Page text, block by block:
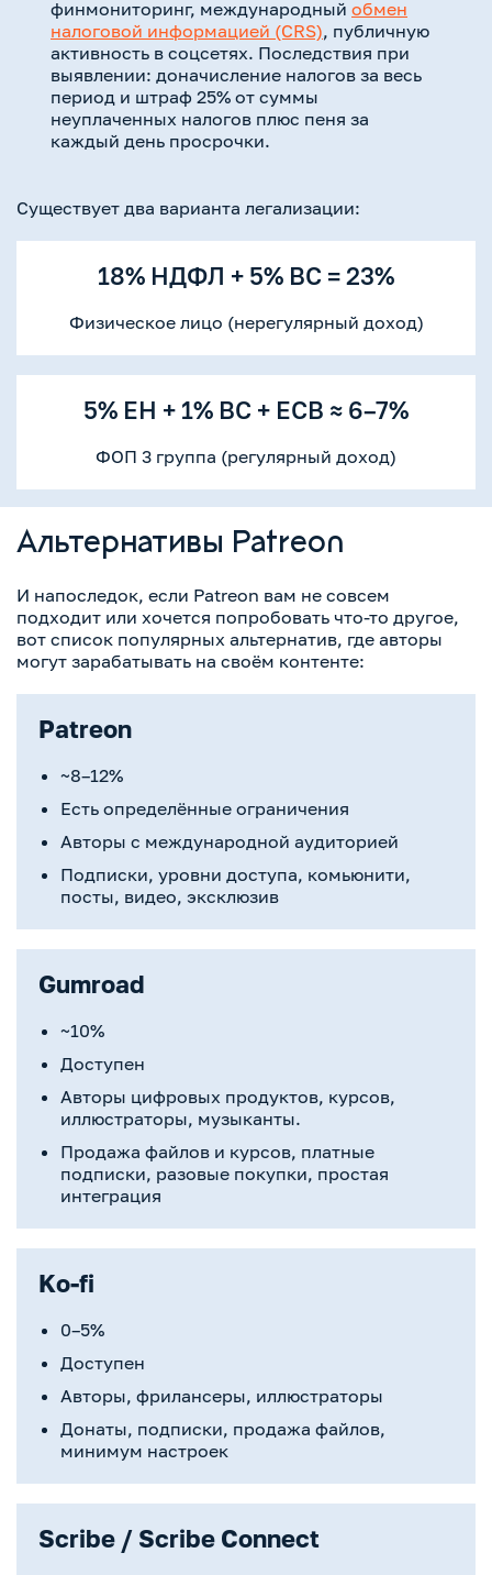
финмониторинг, международный обмен
налоговой информацией (CRS), публичную
активность в соцсетях. Последствия при
выявлении: доначисление налогов за весь
период и штраф 25% от суммы
неуплаченных налогов плюс пеня за
каждый день просрочки.
Существует два варианта легализации:
18% НДФЛ + 5% ВС = 23%
Физическое лицо (нерегулярный доход)
5% ЕН + 1% ВС + ЕСВ ≈ 6–7%
ФОП 3 группа (регулярный доход)
Альтернативы Patreon
И напоследок, если Patreon вам не совсем
подходит или хочется попробовать что-то другое,
вот список популярных альтернатив, где авторы
могут зарабатывать на своём контенте:
Patreon
~8–12%
Есть определённые ограничения
Авторы с международной аудиторией
Подписки, уровни доступа, комьюнити,
посты, видео, эксклюзив
Gumroad
~10%
Доступен
Авторы цифровых продуктов, курсов,
иллюстраторы, музыканты.
Продажа файлов и курсов, платные
подписки, разовые покупки, простая
интеграция
Ko-fi
0–5%
Доступен
Авторы, фрилансеры, иллюстраторы
Донаты, подписки, продажа файлов,
минимум настроек
Scribe / Scribe Connect